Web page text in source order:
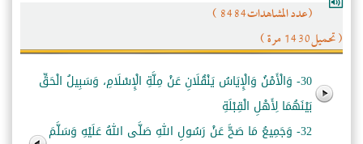
(عدد المشاهدات8484 )
( تحميل1430 مرة )
30- وَالْأَمْنُ وَالْإِيَاسُ يَنْقُلَانِ عَنْ مِلَّةِ الْإِسْلَامِ، وَسَبِيلُ الْحَقِّ
بَيْنَهُمَا لِأَهْلِ الْقِبْلَةِ
32- وَجَمِيعُ مَا صَحَّ عَنْ رَسُولِ اللهِ صَلَّى اللهُ عَلَيْهِ وَسَلَّمَ